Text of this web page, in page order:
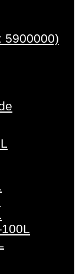
5900000)